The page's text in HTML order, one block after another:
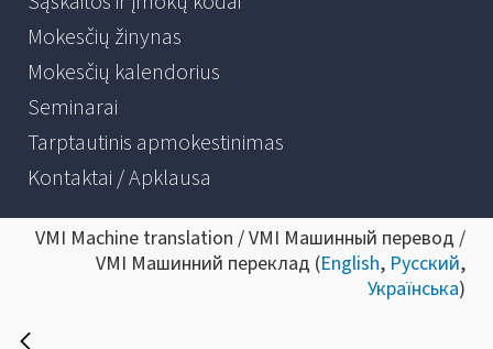
Mokesčių žinynas
Mokesčių kalendorius
Seminarai
Tarptautinis apmokestinimas
Kontaktai / Apklausa
VMI Machine translation / VMI Машинный перевод /
VMI Машинний переклад (English, Русский,
Українська)